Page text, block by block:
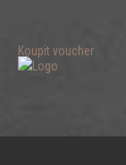
Koupit voucher